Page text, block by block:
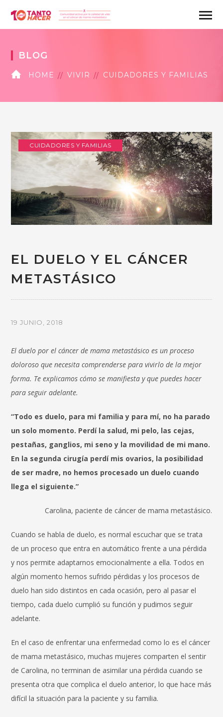
BLOG
HOME VIVIR CUIDADORES Y FAMILIAS
CUIDADORES Y FAMILIAS
EL DUELO Y EL CÁNCER
METASTÁSICO
19 JUNIO, 2018
El duelo por el cáncer de mama metastásico es un proceso
doloroso que necesita comprenderse para vivirlo de la mejor
forma. Te explicamos cómo se manifiesta y que puedes hacer
para seguir adelante.
“Todo es duelo, para mi familia y para mí, no ha parado
un solo momento. Perdí la salud, mi pelo, las cejas,
pestañas, ganglios, mi seno y la movilidad de mi mano.
En la segunda cirugía perdí mis ovarios, la posibilidad
de ser madre, no hemos procesado un duelo cuando
llega el siguiente.”
Carolina, paciente de cáncer de mama metastásico.
Cuando se habla de duelo, es normal escuchar que se trata
de un proceso que entra en automático frente a una pérdida
y nos permite adaptarnos emocionalmente a ella. Todos en
algún momento hemos sufrido pérdidas y los procesos de
duelo han sido distintos en cada ocasión, pero al pasar el
tiempo, cada duelo cumplió su función y pudimos seguir
adelante.
En el caso de enfrentar una enfermedad como lo es el cáncer
de mama metastásico, muchas mujeres comparten el sentir
de Carolina, no terminan de asimilar una pérdida cuando se
presenta otra que complica el duelo anterior, lo que hace más
difícil la situación para la paciente y su familia.